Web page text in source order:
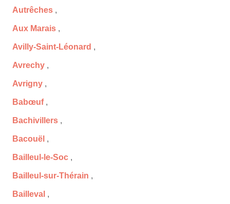
Autrêches ,
Aux Marais ,
Avilly-Saint-Léonard ,
Avrechy ,
Avrigny ,
Babœuf,
Bachivillers ,
Bacouël ,
Bailleul-le-Soc ,
Bailleul-sur-Thérain ,
Bailleval ,